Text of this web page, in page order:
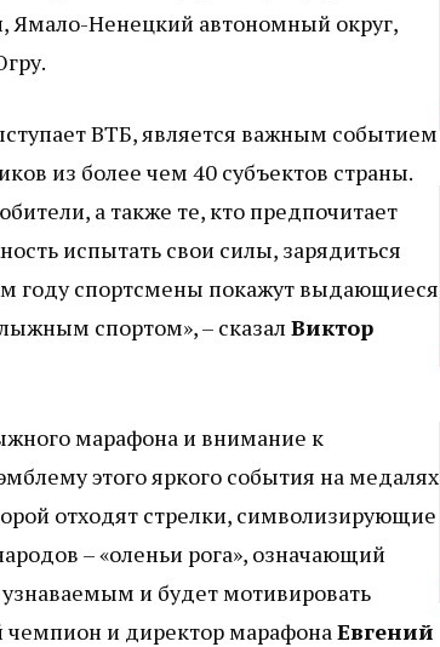
Ямало-Ненецкий автономный округ,
ВТБ, является важным событием
из более чем 40 субъектов страны.
а также те, кто предпочитает
испытать свои силы, зарядиться
году спортсмены покажут выдающиеся
спортом», – сказал Виктор
марафона и внимание к
этого яркого события на медалях
отходят стрелки, символизирующие
– «оленьи рога», означающий
и будет мотивировать
чемпион и директор марафонаЕвгений